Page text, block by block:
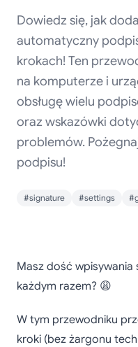
Dowiedz się, jak
automatyczny
krokach! Ten
na komputerze i
obsługę wielu
oraz wskazówki
problemów.
podpisu!
#signature #settings
Jak
Masz dość
każdym razem? 😩
W tym przewodniku
kroki (bez żargonu